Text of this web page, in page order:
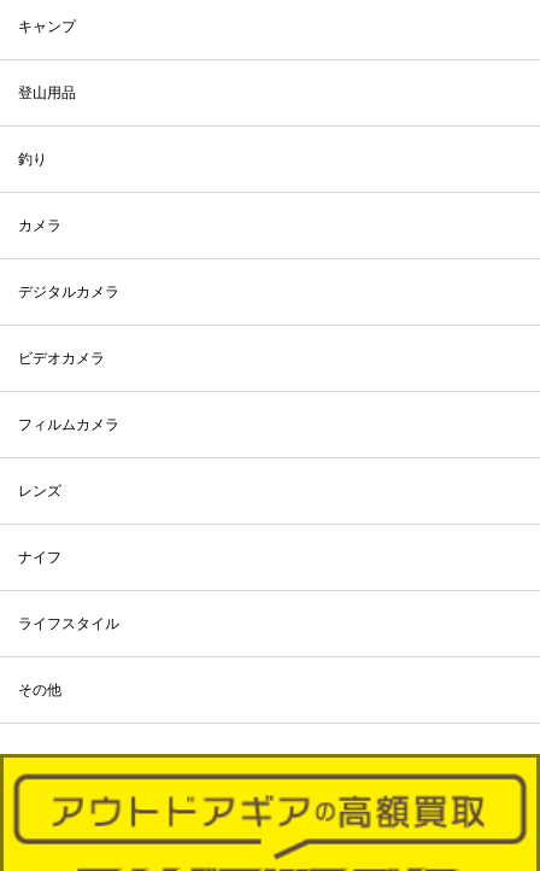
キャンプ
登山用品
釣り
カメラ
デジタルカメラ
ビデオカメラ
フィルムカメラ
レンズ
ナイフ
ライフスタイル
その他